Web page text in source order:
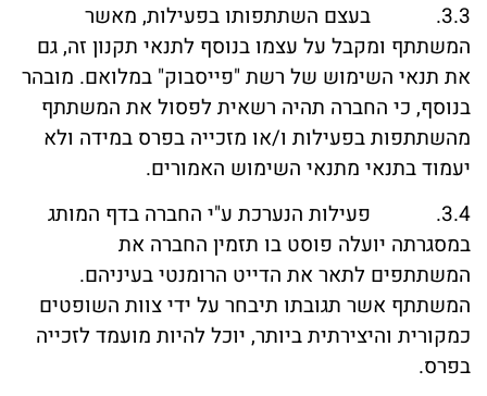
3.3. בעצם השתתפותו בפעילות, מאשר
המשתתף ומקבל על עצמו בנוסף לתנאי תקנון זה, גם
את תנאי השימוש של רשת "פייסבוק" במלואם. מובהר
בנוסף, כי החברה תהיה רשאית לפסול את המשתתף
מהשתתפות בפעילות ו/או מזכייה בפרס במידה ולא
יעמוד בתנאי מתנאי השימוש האמורים.
3.4. פעילות הנערכת ע"י החברה בדף המותג
במסגרתה יועלה פוסט בו תזמין החברה את
המשתתפים לתאר את הדייט הרומנטי בעיניהם.
המשתתף אשר תגובתו תיבחר על ידי צוות השופטים
כמקורית והיצירתית ביותר, יוכל להיות מועמד לזכייה
בפרס.